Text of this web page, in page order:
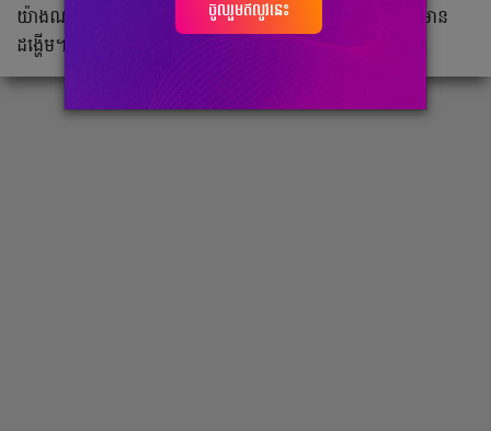
យ៉ាងណា អ្នក​ត្រូវ​ចាំ​ថា ជីវិតត្រូវតែដើរទៅមុខជានិច្ច ដរាបណានៅមាន
ដង្ហើម។
ចូលរួមឥលូវនេះ